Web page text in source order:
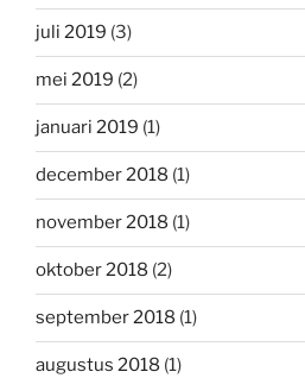
juli 2019 (3)
mei 2019 (2)
januari 2019 (1)
december 2018 (1)
november 2018 (1)
oktober 2018 (2)
september 2018 (1)
augustus 2018 (1)